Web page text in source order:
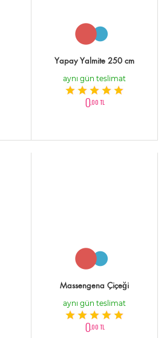
Yapay Yalmite 250 cm
aynı gün teslimat
0,00 TL
Massengena Çiçeği
aynı gün teslimat
0,00 TL